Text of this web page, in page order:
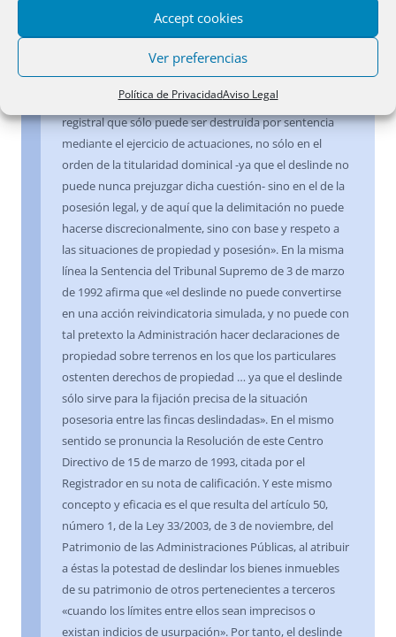
Accept cookies
Ver preferencias
Política de PrivacidadAviso Legal
de la Propiedad, al afirmar que «la inscripción registral
produce la legitimación prevenida en el artículo 38 de la
Ley Hipotecaria, y consiguientemente el deslinde
administrativo no puede desconocer, sino que ha de
respetar esta presunción de legalidad a favor de la
registral que sólo puede ser destruida por sentencia
mediante el ejercicio de actuaciones, no sólo en el
orden de la titularidad dominical -ya que el deslinde no
puede nunca prejuzgar dicha cuestión- sino en el de la
posesión legal, y de aquí que la delimitación no puede
hacerse discrecionalmente, sino con base y respeto a
las situaciones de propiedad y posesión». En la misma
línea la Sentencia del Tribunal Supremo de 3 de marzo
de 1992 afirma que «el deslinde no puede convertirse
en una acción reivindicatoria simulada, y no puede con
tal pretexto la Administración hacer declaraciones de
propiedad sobre terrenos en los que los particulares
ostenten derechos de propiedad … ya que el deslinde
sólo sirve para la fijación precisa de la situación
posesoria entre las fincas deslindadas». En el mismo
sentido se pronuncia la Resolución de este Centro
Directivo de 15 de marzo de 1993, citada por el
Registrador en su nota de calificación. Y este mismo
concepto y eficacia es el que resulta del artículo 50,
número 1, de la Ley 33/2003, de 3 de noviembre, del
Patrimonio de las Administraciones Públicas, al atribuir
a éstas la potestad de deslindar los bienes inmuebles
de su patrimonio de otros pertenecientes a terceros
«cuando los límites entre ellos sean imprecisos o
existan indicios de usurpación». Por tanto, el deslinde